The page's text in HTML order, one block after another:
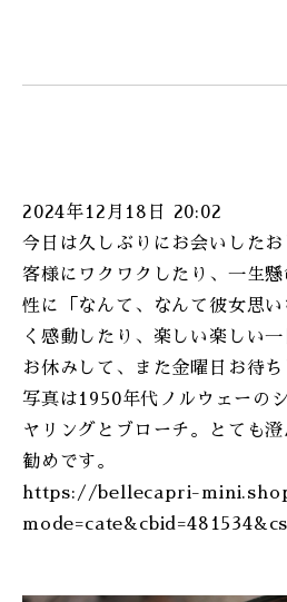
2024年12月18日 20:02
今日は久しぶりにお会いした
客様にワクワクしたり、一生
性に「なんて、なんて彼女思
く感動したり、楽しい楽しい
お休みして、また金曜日お待ち
写真は1950年代ノルウェーの
ヤリングとブローチ。とても
勧めです。
https://bellecapri-